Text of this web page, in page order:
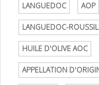
LANGUEDOC AOP
LANGUEDOC-
HUILE D'OLIVE AOC
APPELLATION